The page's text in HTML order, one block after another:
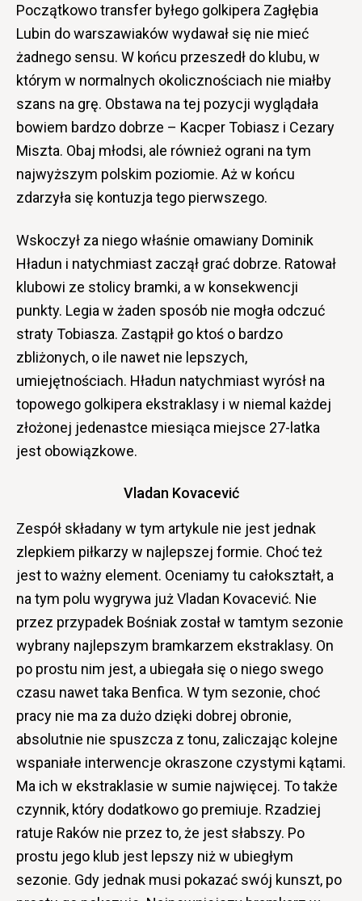
Początkowo transfer byłego golkipera Zagłębia
Lubin do warszawiaków wydawał się nie mieć
żadnego sensu. W końcu przeszedł do klubu, w
którym w normalnych okolicznościach nie miałby
szans na grę. Obstawa na tej pozycji wyglądała
bowiem bardzo dobrze – Kacper Tobiasz i Cezary
Miszta. Obaj młodsi, ale również ograni na tym
najwyższym polskim poziomie. Aż w końcu
zdarzyła się kontuzja tego pierwszego.
Wskoczył za niego właśnie omawiany Dominik
Hładun i natychmiast zaczął grać dobrze. Ratował
klubowi ze stolicy bramki, a w konsekwencji
punkty. Legia w żaden sposób nie mogła odczuć
straty Tobiasza. Zastąpił go ktoś o bardzo
zbliżonych, o ile nawet nie lepszych,
umiejętnościach. Hładun natychmiast wyrósł na
topowego golkipera ekstraklasy i w niemal każdej
złożonej jedenastce miesiąca miejsce 27-latka
jest obowiązkowe.
Vladan Kovacević
Zespół składany w tym artykule nie jest jednak
zlepkiem piłkarzy w najlepszej formie. Choć też
jest to ważny element. Oceniamy tu całokształt, a
na tym polu wygrywa już Vladan Kovacević. Nie
przez przypadek Bośniak został w tamtym sezonie
wybrany najlepszym bramkarzem ekstraklasy. On
po prostu nim jest, a ubiegała się o niego swego
czasu nawet taka Benfica. W tym sezonie, choć
pracy nie ma za dużo dzięki dobrej obronie,
absolutnie nie spuszcza z tonu, zaliczając kolejne
wspaniałe interwencje okraszone czystymi kątami.
Ma ich w ekstraklasie w sumie najwięcej. To także
czynnik, który dodatkowo go premiuje. Rzadziej
ratuje Raków nie przez to, że jest słabszy. Po
prostu jego klub jest lepszy niż w ubiegłym
sezonie. Gdy jednak musi pokazać swój kunszt, po